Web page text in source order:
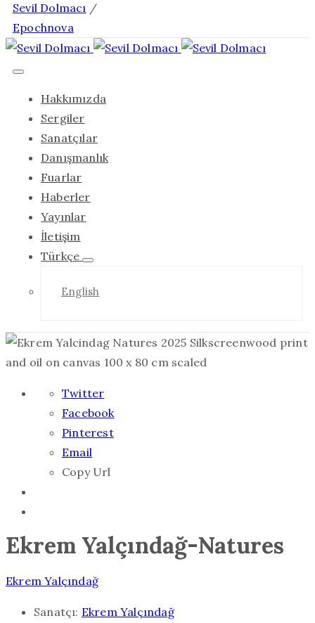
Sevil Dolmacı /
Epochnova
Hakkımızda
Sergiler
Sanatçılar
Danışmanlık
Fuarlar
Haberler
Yayınlar
İletişim
Türkçe
English
Twitter
Facebook
Pinterest
Email
Copy Url
Ekrem Yalçındağ-Natures
Ekrem Yalçındağ
Sanatçı: Ekrem Yalçındağ